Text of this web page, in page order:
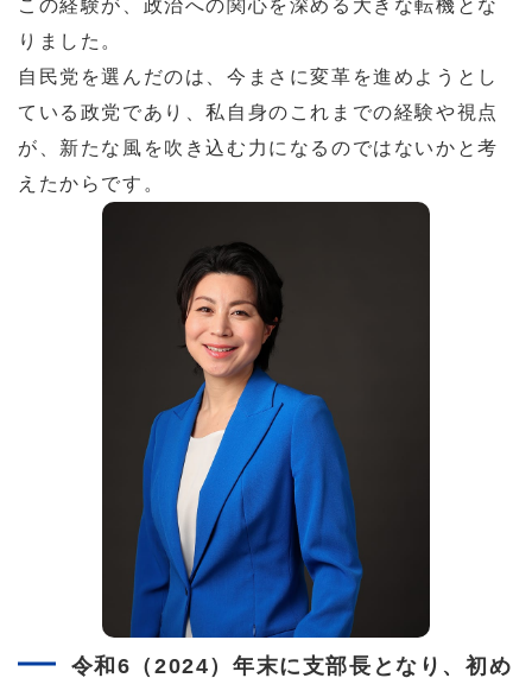
この経験が、政治への関心を深める大きな転機とな
りました。
自民党を選んだのは、今まさに変革を進めようとし
ている政党であり、私自身のこれまでの経験や視点
が、新たな風を吹き込む力になるのではないかと考
えたからです。
令和6（2024）年末に支部長となり、初め